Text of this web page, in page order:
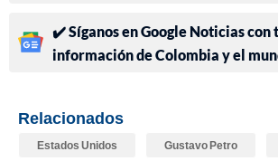
✔️ Síganos en Google Noticias con
información de Colombia y el
Relacionados
Estados Unidos Gustavo Petro